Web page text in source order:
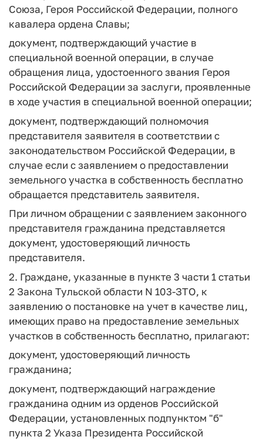
Союза, Героя Российской Федерации, полного
кавалера ордена Славы;
документ, подтверждающий участие в
специальной военной операции, в случае
обращения лица, удостоенного звания Героя
Российской Федерации за заслуги, проявленные
в ходе участия в специальной военной операции;
документ, подтверждающий полномочия
представителя заявителя в соответствии с
законодательством Российской Федерации, в
случае если с заявлением о предоставлении
земельного участка в собственность бесплатно
обращается представитель заявителя.
При личном обращении с заявлением законного
представителя гражданина представляется
документ, удостоверяющий личность
представителя.
2. Граждане, указанные в пункте 3 части 1 статьи
2 Закона Тульской области N 103-ЗТО, к
заявлению о постановке на учет в качестве лиц,
имеющих право на предоставление земельных
участков в собственность бесплатно, прилагают:
документ, удостоверяющий личность
гражданина;
документ, подтверждающий награждение
гражданина одним из орденов Российской
Федерации, установленных подпунктом "б"
пункта 2 Указа Президента Российской